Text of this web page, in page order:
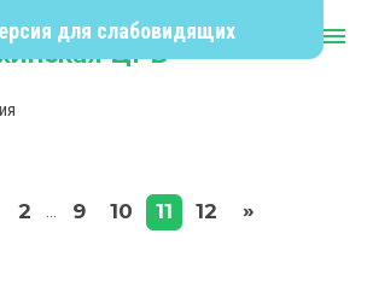
для слабовидящих
сайт КГБУЗ
ЦРБ"
menu
2 ... 9 10 11 12 »